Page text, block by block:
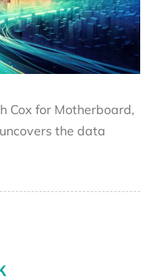
Cox for Motherboard,
the data